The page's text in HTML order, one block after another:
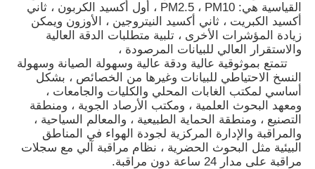
منزل
المنتجات
القياسية هي: PM2.5 ، PM10 ، أول أكسيد الكربون ، ثاني
أكسيد الكبريت ، ثاني أكسيد النيتروجين ، الأوزون ويمكن
زيادة المؤشرات الأخرى ، تلبية متطلبات الدقة العالية
والاستقرار العالي للبيانات المرصودة ،
تتمتع بموثوقية عالية ودقة عالية وسهولة الصيانة وسهولة
النسخ الاحتياطي للبيانات وغيرها من الخصائص ، بشكل
أساسي لمكتب الغابات المحلي والكليات والجامعات ،
ومعهد البحوث العلمية ، ومكتب الأرصاد الجوية ، ومنطقة
التصنيع ، ومنطقة الحماية الطبيعية ، والمعالم السياحية ،
والمراقبة والإدارة المركزية لجودة الهواء في المناطق
البيئية مثل البحوث الحضرية ، نظام مراقبة آلي مع سجلات
مراقبة على مدار 24 ساعة دون مراقبة.